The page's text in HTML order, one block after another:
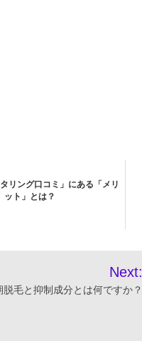
リング口コミ」にある「メリ
ット」とは？
Next:
脱毛と抑制成分とは何ですか？